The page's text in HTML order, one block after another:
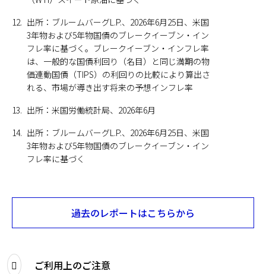
12. 出所：ブルームバーグL.P.、2026年6月25日、米国
3年物および5年物国債のブレークイーブン・イン
フレ率に基づく。ブレークイーブン・インフレ率
は、一般的な国債利回り（名目）と同じ満期の物
価連動国債（TIPS）の利回りの比較により算出さ
れる、市場が導き出す将来の予想インフレ率
13. 出所：米国労働統計局、2026年6月
14. 出所：ブルームバーグL.P.、2026年6月25日、米国
3年物および5年物国債のブレークイーブン・イン
フレ率に基づく
過去のレポートはこちらから
ご利用上のご注意